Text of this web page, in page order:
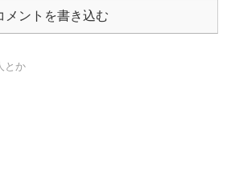
メントを書き込む
とか